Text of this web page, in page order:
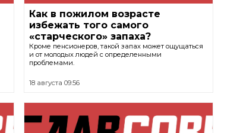
Как в пожилом возрасте
избежать того самого
«старческого» запаха?
Кроме пенсионеров, такой запах может ощущаться
и от молодых людей с определенными
проблемами.
18 августа 09:56